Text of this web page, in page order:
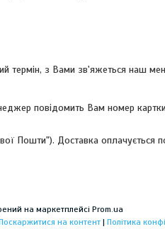
термін, з Вами зв'яжеться наш
повідомить Вам номер
Пошти"). Доставка оплачується
на маркетплейсі Prom.ua
на контент | Політика